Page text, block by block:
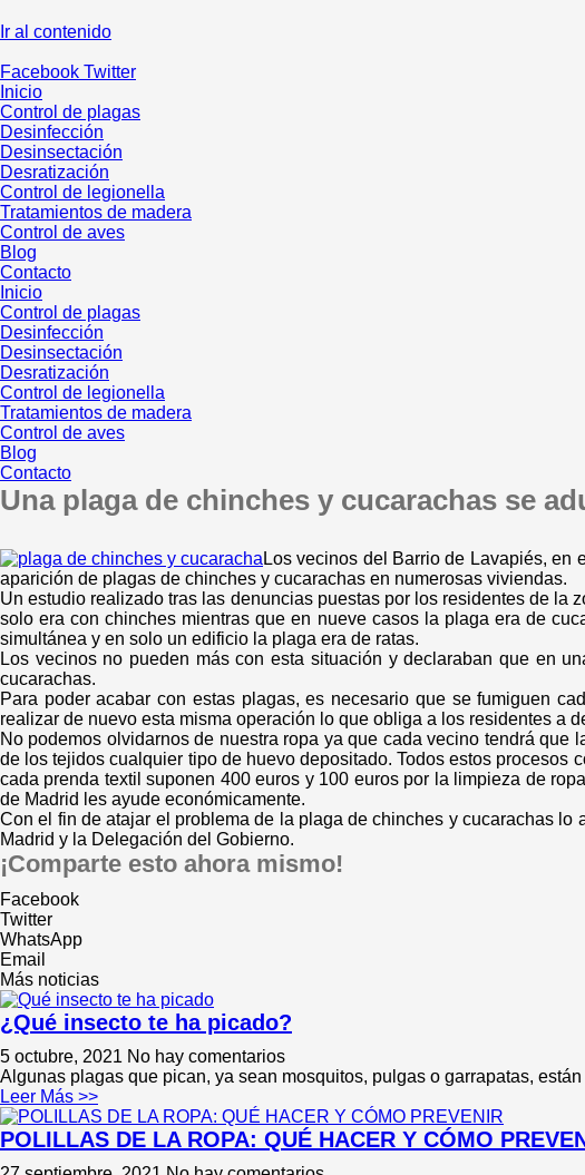
Ir al contenido
Facebook Twitter
Inicio
Control de plagas
Desinfección
Desinsectación
Desratización
Control de legionella
Tratamientos de madera
Control de aves
Blog
Contacto
Inicio
Control de plagas
Desinfección
Desinsectación
Desratización
Control de legionella
Tratamientos de madera
Control de aves
Blog
Contacto
Una plaga de chinches y cucarachas se
Los vecinos del Barrio de Lavapiés, en
aparición de plagas de chinches y cucarachas en numerosas viviendas.
Un estudio realizado tras las denuncias puestas por los residentes de la
solo era con chinches mientras que en nueve casos la plaga era de
simultánea y en solo un edificio la plaga era de ratas.
Los vecinos no pueden más con esta situación y declaraban que en
cucarachas.
Para poder acabar con estas plagas, es necesario que se fumiguen
realizar de nuevo esta misma operación lo que obliga a los residentes a
No podemos olvidarnos de nuestra ropa ya que cada vecino tendrá
de los tejidos cualquier tipo de huevo depositado. Todos estos
cada prenda textil suponen 400 euros y 100 euros por la limpieza de
de Madrid les ayude económicamente.
Con el fin de atajar el problema de la plaga de chinches y cucarachas
Madrid y la Delegación del Gobierno.
¡Comparte esto ahora mismo!
Facebook
Twitter
WhatsApp
Email
Más noticias
¿Qué insecto te ha picado?
5 octubre, 2021 No hay comentarios
Algunas plagas que pican, ya sean mosquitos, pulgas o garrapatas,
Leer Más >>
POLILLAS DE LA ROPA: QUÉ HACER Y CÓMO